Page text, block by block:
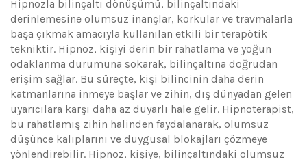
Hipnozla bilinçaltı dönüşümü, bilinçaltındaki
derinlemesine olumsuz inançlar, korkular ve travmalarla
başa çıkmak amacıyla kullanılan etkili bir terapötik
tekniktir. Hipnoz, kişiyi derin bir rahatlama ve yoğun
odaklanma durumuna sokarak, bilinçaltına doğrudan
erişim sağlar. Bu süreçte, kişi bilincinin daha derin
katmanlarına inmeye başlar ve zihin, dış dünyadan gelen
uyarıcılara karşı daha az duyarlı hale gelir. Hipnoterapist,
bu rahatlamış zihin halinden faydalanarak, olumsuz
düşünce kalıplarını ve duygusal blokajları çözmeye
yönlendirebilir. Hipnoz, kişiye, bilinçaltındaki olumsuz